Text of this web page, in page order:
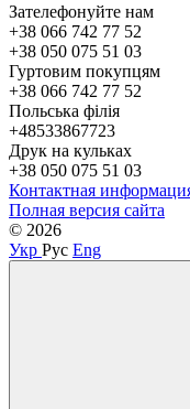
Зателефонуйте нам
+38 066 742 77 52
+38 050 075 51 03
Гуртовим покупцям
+38 066 742 77 52
Польська філія
+48533867723
Друк на кульках
+38 050 075 51 03
Контактная
Полная версия сайта
© 2026
Укр Рус Eng